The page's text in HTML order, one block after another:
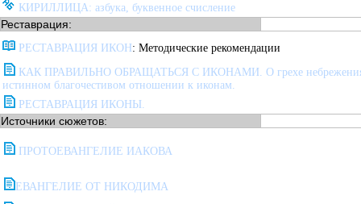
КИРИЛЛИЦА: азбука, буквенное счисление
Реставрация:
РЕСТАВРАЦИЯ ИКОН : Методические рекомендации
КАК ПРАВИЛЬНО ОБРАЩАТЬСЯ С ИКОНАМИ. О грехе
истинном благочестивом отношении к иконам.
РЕСТАВРАЦИЯ ИКОНЫ.
Источники сюжетов:
ПРОТОЕВАНГЕЛИЕ ИАКОВА
ЕВАНГЕЛИЕ ОТ НИКОДИМА